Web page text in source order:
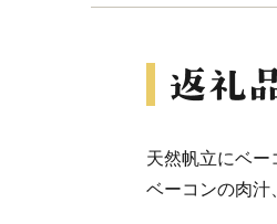
天然帆立にベー
ベーコンの肉汁